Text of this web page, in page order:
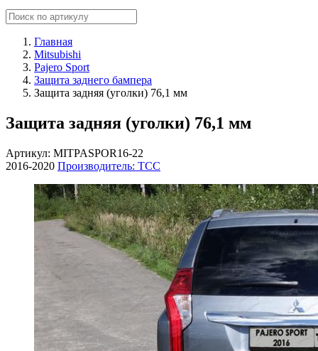
Главная
Mitsubishi
Pajero Sport
Защита заднего бампера
Защита задняя (уголки) 76,1 мм
Защита задняя (уголки) 76,1 мм
Артикул: MITPASPOR16-22
2016-2020 Производитель: ТСС